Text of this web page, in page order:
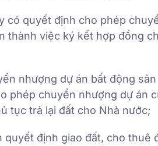
có quyết định cho phép
thành việc ký kết hợp đồng
nhượng dự án bất động
phép chuyển nhượng dự án
tục trả lại đất cho Nhà nước;
định giao đất, cho thuê